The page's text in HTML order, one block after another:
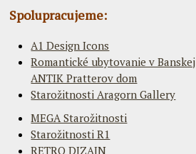
Spolupracujeme:
A1 Design Icons
Romantické ubytovanie v
ANTIK Pratterov dom
Starožitnosti Aragorn Gallery
MEGA Starožitnosti
Starožitnosti R1
RETRO DIZAJN